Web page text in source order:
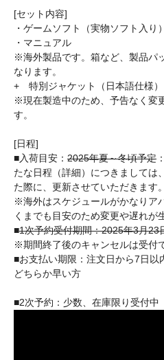
[セット内容]
・ゲームソフト（実物ソフト入り）
・マニュアル
※海外製品です。箱など、製品パ
なります。
+ 特別ジャケット（日本語仕様）
※現在製造中のため、予告なく変
す。
[日程]
■入荷目安： 2025年夏～冬頃予定
たな日程（詳細）につきましては
た際に、更新させていただきます
※海外はスケジュールがかなりア
くまでも目安のため変更や遅れが
■1次予約受付期間：2025年3月23
※期間終了後のキャンセルは受付
■お支払い期限：注文日から7日
どちらか早い方
■2次予約：少数、在庫限り受付中